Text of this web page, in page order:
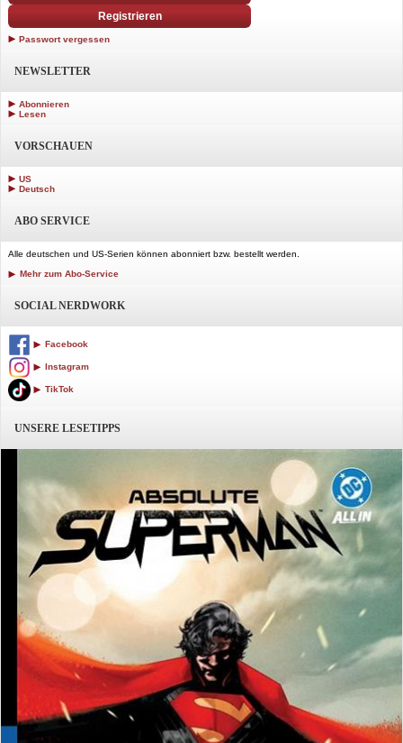
Registrieren
Passwort vergessen
NEWSLETTER
Abonnieren
Lesen
VORSCHAUEN
US
Deutsch
ABO SERVICE
Alle deutschen und US-Serien können abonniert bzw. bestellt werden.
Mehr zum Abo-Service
SOCIAL NERDWORK
Facebook
Instagram
TikTok
UNSERE LESETIPPS